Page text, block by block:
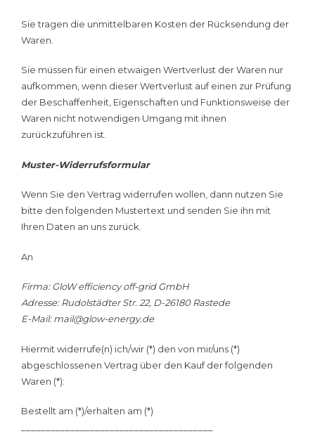
Sie tragen die unmittelbaren Kosten der Rücksendung der
Waren.
Sie müssen für einen etwaigen Wertverlust der Waren nur
aufkommen, wenn dieser Wertverlust auf einen zur Prüfung
der Beschaffenheit, Eigenschaften und Funktionsweise der
Waren nicht notwendigen Umgang mit ihnen
zurückzuführen ist.
Muster-Widerrufsformular
Wenn Sie den Vertrag widerrufen wollen, dann nutzen Sie
bitte den folgenden Mustertext und senden Sie ihn mit
Ihren Daten an uns zurück.
An
Firma: GloW efficiency off-grid GmbH
Adresse: Rudolstädter Str. 22, D-26180 Rastede
E-Mail: mail@glow-energy.de
Hiermit widerrufe(n) ich/wir (*) den von mir/uns (*)
abgeschlossenen Vertrag über den Kauf der folgenden
Waren (*):
Bestellt am (*)/erhalten am (*)